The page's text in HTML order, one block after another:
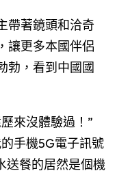
帶著鏡頭和洽奇
讓更多本國伴侶
勃，看到中國國
來沒體驗過！”
手機5G電子訊號
送餐的居然是個機